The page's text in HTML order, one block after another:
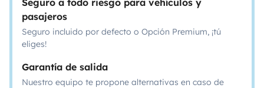
Seguro a todo riesgo para vehículos y
pasajeros
Seguro incluido por defecto o Opción Premium, ¡tú
eliges!
Garantía de salida
Nuestro equipo te propone alternativas en caso de